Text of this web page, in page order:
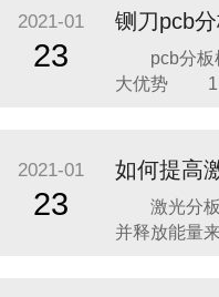
重厂家品牌
在挑选分板
的。 第一
品牌的知
2021-01
23
铡刀pcb
pcb分板机
大优势 1、
3、铡刀pcb
LED灯条定
板长度的
2021-01
23
如何提高
激光分板
并释放能量